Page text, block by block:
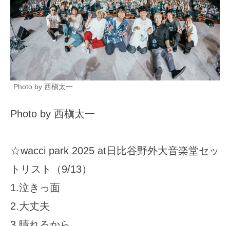
Photo by 西槇太一
Photo by 西槇太一
☆wacci park 2025 at日比谷野外大音楽堂セッ
トリスト（9/13）
1.泣きっ面
2.大丈夫